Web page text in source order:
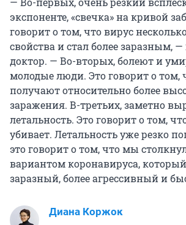
экспоненте, «свечка» на кривой
говорит о том, что вирус
свойства и стал более заразным, —
доктор. — Во-вторых, болеют и
молодые люди. Это говорит о том,
получают относительно более
заражения. В-третьих, заметно
летальность. Это говорит о том,
убивает. Летальность уже резко
это говорит о том, что мы
вариантом коронавируса,
заразный, более агрессивный и
Диана Коржок